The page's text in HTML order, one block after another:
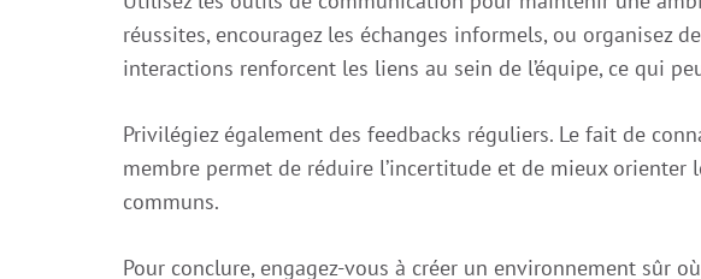
réussites, encouragez les échanges informels, ou organisez
interactions renforcent les liens au sein de l’équipe, ce qui
Privilégiez également des feedbacks réguliers. Le fait de
membre permet de réduire l’incertitude et de mieux orienter
communs.
Pour conclure, engagez-vous à créer un environnement sûr